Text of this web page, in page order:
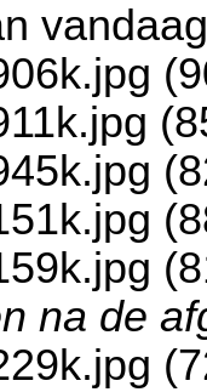
na de